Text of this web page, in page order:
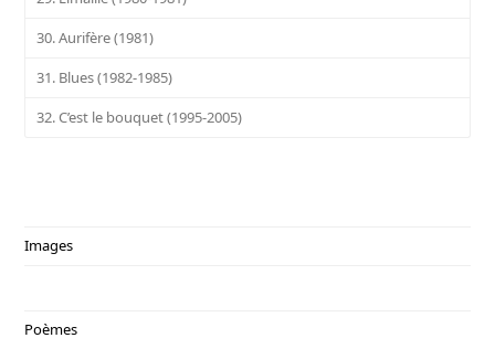
30. Aurifère (1981)
31. Blues (1982-1985)
32. C’est le bouquet (1995-2005)
Images
Poèmes